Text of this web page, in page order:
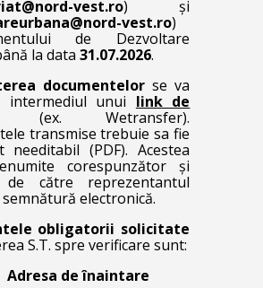
vest.ro) și
vest.ro)
de Dezvoltare
la data 31.07.2026.
documentelorse va
intermediul unui link de
Wetransfer).
transmise trebuie sa fie
(PDF). Acestea
corespunzător şi
de către reprezentantul
electronică.
obligatorii solicitate
S.T. spre verificare sunt:
Adresa de înaintare